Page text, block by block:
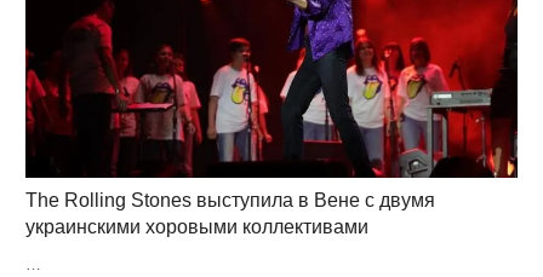
The Rolling Stones выступила в Вене с двумя
украинскими хоровыми коллективами
…